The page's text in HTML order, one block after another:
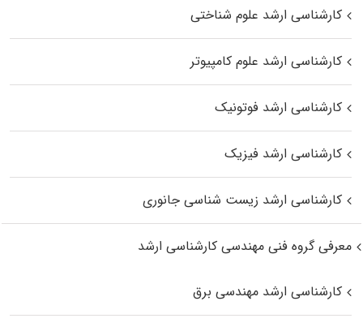
کارشناسی ارشد علوم شناختی
کارشناسی ارشد علوم کامپیوتر
کارشناسی ارشد فوتونیک
کارشناسی ارشد فیزیک
کارشناسی ارشد زیست‌ شناسی جانوری
معرفی گروه فنی مهندسی کارشناسی ارشد
کارشناسی ارشد مهندسی برق